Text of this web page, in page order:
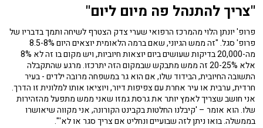
"צריך להתנהל פה מיום ליום"
פרופ' יונתן הלוי מהמרכז הרפואי שערי צדק הצטרף לשיחה ותמך בדבריו של
פרופ' סגל. "זה ממש הגיוני, שאם ברמה הלאומית יוצאים היום 8.5-8%
מה-20,000 בדיקות שעושים ביום יוצאות חיוביות, ויש מקום בו זה לא 8%
אלא 20-25% זה ממש מתבקש שבמקום הזה יתרכזו. מרגע שהתקבלה
התשובה החיובית, הבידוד שלו, אם הוא גר במשפחה מרובה ילדים - בעיר
חרדית, ערבית או עיר אחרת עם צפיפות דיור, ויוציאו אותו למלונית זו הדרך.
אני חושב שצריך לאמץ יותר את גרסת גמזו שאני ממש מתפעל מהזהירות
שלו. הוא אומר – 'קיבלנו החלטות בקבינט הקורונה, אני מקווה שיאושרו
בממשלה. בואו ניתן לזה שבועיים ונחליט אם צריך סגר או לא'".